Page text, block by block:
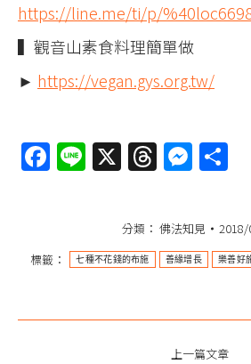
https://line.me/ti/p/
▍觀音山素食料理簡單做
► https://vegan.gys.org.tw/
Facebook
Line
X Threads
分類： 佛法知見
標籤：
七種不花錢的布施 善緣增長 樂善好
上一篇文章